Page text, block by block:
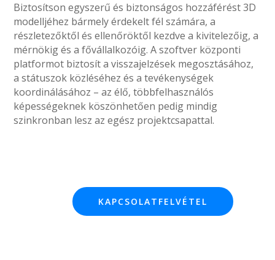
Biztosítson egyszerű és biztonságos hozzáférést 3D
modelljéhez bármely érdekelt fél számára, a
részletezőktől és ellenőröktől kezdve a kivitelezőig, a
mérnökig és a fővállalkozóig. A szoftver központi
platformot biztosít a visszajelzések megosztásához,
a státuszok közléséhez és a tevékenységek
koordinálásához – az élő, többfelhasználós
képességeknek köszönhetően pedig mindig
szinkronban lesz az egész projektcsapattal.
KAPCSOLATFELVÉTEL